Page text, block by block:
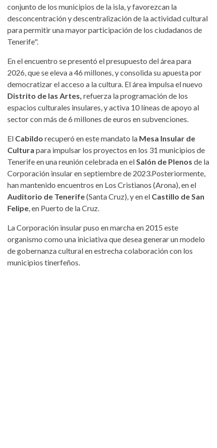
conjunto de los municipios de la isla, y favorezcan la
desconcentración y descentralización de la actividad cultural
para permitir una mayor participación de los ciudadanos de
Tenerife".
En el encuentro se presentó el presupuesto del área para
2026, que se eleva a 46 millones, y consolida su apuesta por
democratizar el acceso a la cultura. El área impulsa el nuevo
Distrito de las Artes, refuerza la programación de los
espacios culturales insulares, y activa 10 líneas de apoyo al
sector con más de 6 millones de euros en subvenciones.
El Cabildo recuperó en este mandato la Mesa Insular de
Cultura para impulsar los proyectos en los 31 municipios de
Tenerife en una reunión celebrada en elSalón de Plenos de la
Corporación insular en septiembre de 2023.Posteriormente,
han mantenido encuentros en Los Cristianos (Arona), en el
Auditorio de Tenerife(Santa Cruz), y en el Castillo de San
Felipe, en Puerto de la Cruz.
La Corporación insular puso en marcha en 2015 este
organismo como una iniciativa que desea generar un modelo
de gobernanza cultural en estrecha colaboración con los
municipios tinerfeños.